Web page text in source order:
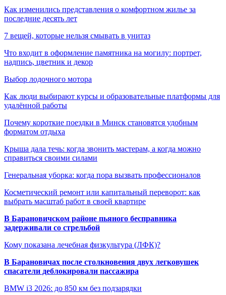
Как изменились представления о комфортном жилье за
последние десять лет
7 вещей, которые нельзя смывать в унитаз
Что входит в оформление памятника на могилу: портрет,
надпись, цветник и декор
Выбор лодочного мотора
Как люди выбирают курсы и образовательные платформы для
удалённой работы
Почему короткие поездки в Минск становятся удобным
форматом отдыха
Крыша дала течь: когда звонить мастерам, а когда можно
справиться своими силами
Генеральная уборка: когда пора вызвать профессионалов
Косметический ремонт или капитальный переворот: как
выбрать масштаб работ в своей квартире
В Барановичском районе пьяного бесправника
задерживали со стрельбой
Кому показана лечебная физкультура (ЛФК)?
В Барановичах после столкновения двух легковушек
спасатели деблокировали пассажира
BMW i3 2026: до 850 км без подзарядки